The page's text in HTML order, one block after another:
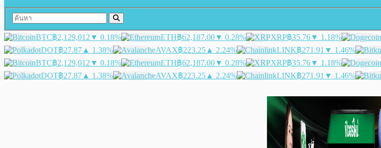
BTC฿2,129,012 ▼ 0.18% ETH฿62,187.00▼ 0.28% XRP฿35.76▼ 1.18%
DOT฿27.87 ▲ 1.38% AVAX฿223.25 ▲ 2.24% LINK฿271.91 ▼ 1.46%
BTC฿2,129,012 ▼ 0.18% ETH฿62,187.00▼ 0.28% XRP฿35.76▼ 1.18%
DOT฿27.87 ▲ 1.38% AVAX฿223.25 ▲ 2.24% LINK฿271.91 ▼ 1.46%